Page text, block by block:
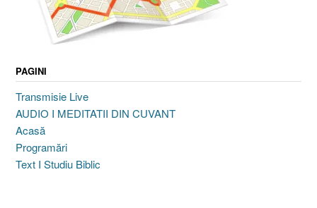
PAGINI
Transmisie Live
AUDIO I MEDITATII DIN CUVANT
Acasă
Programări
Text I Studiu Biblic